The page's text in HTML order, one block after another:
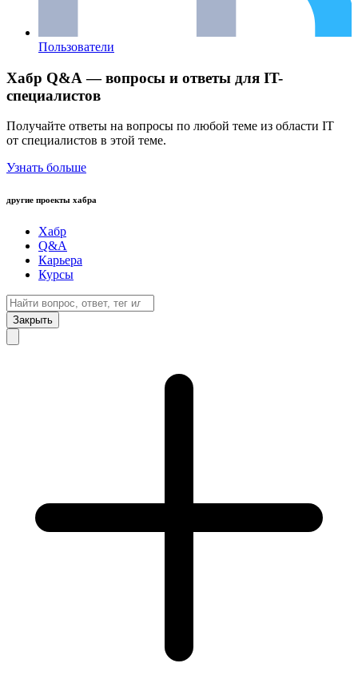
Пользователи
Хабр Q&A — вопросы и ответы для IT-
специалистов
Получайте ответы на вопросы по любой теме из области IT
от специалистов в этой теме.
Узнать больше
другие проекты хабра
Хабр
Q&A
Карьера
Курсы
Закрыть